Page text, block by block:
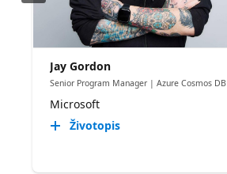
Jay Gordon
Senior Program Manager | Azure Cosmos DB
Microsoft
Životopis